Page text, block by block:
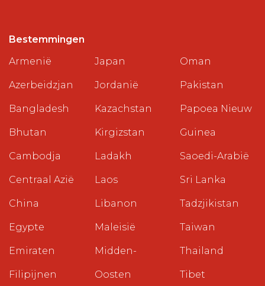
Bestemmingen
Armenië
Azerbeidzjan
Bangladesh
Bhutan
Cambodja
Centraal Azië
China
Egypte
Emiraten
Filipijnen
Japan
Jordanië
Kazachstan
Kirgizstan
Ladakh
Laos
Libanon
Maleisië
Midden-
Oosten
Oman
Pakistan
Papoea Nieuw
Guinea
Saoedi-Arabië
Sri Lanka
Tadzjikistan
Taiwan
Thailand
Tibet